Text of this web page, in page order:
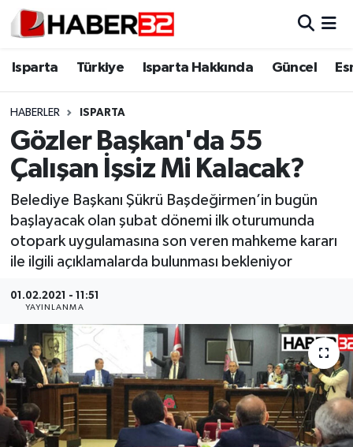
Isparta Türkiye Isparta Hakkında Güncel
HABERLER ISPARTA
Gözler Başkan'da 55
Çalışan İşsiz Mi Kalacak?
Belediye Başkanı Şükrü Başdeğirmen’in bugün
başlayacak olan şubat dönemi ilk oturumunda
otopark uygulamasına son veren mahkeme kararı
ile ilgili açıklamalarda bulunması bekleniyor
01.02.2021 - 11:51
YAYINLANMA
Isparta
Esnaf Diyor ki;
ASAYİŞ
BİLİM VE TEKNOLOJİ
EĞİTİM
GENEL
Güncel
HABERDE İNSAN
İlginç
Isparta Nöbetçi Eczaneler
Isparta Trafik Yoğunluk Haritası
Süper Lig Puan Durumu ve Fikstür
Tüm Manşetler
Son Dakika Haberleri
Haber Arşivi